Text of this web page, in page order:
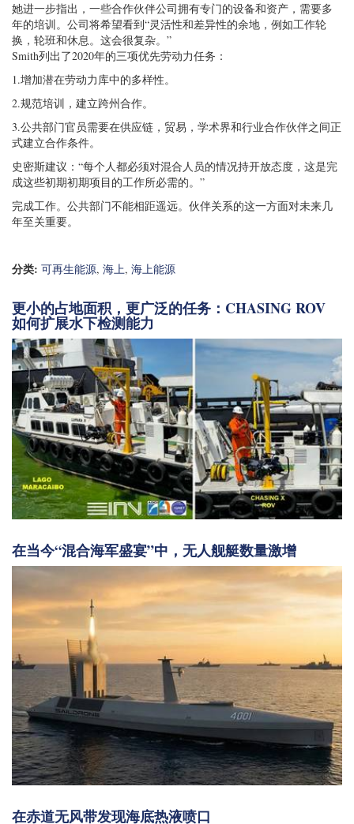
她进一步指出，一些合作伙伴公司拥有专门的设备和资产，需要多
年的培训。公司将希望看到“灵活性和差异性的余地，例如工作轮
换，轮班和休息。这会很复杂。”
Smith列出了2020年的三项优先劳动力任务：
1.增加潜在劳动力库中的多样性。
2.规范培训，建立跨州合作。
3.公共部门官员需要在供应链，贸易，学术界和行业合作伙伴之间正
式建立合作条件。
史密斯建议：“每个人都必须对混合人员的情况持开放态度，这是完
成这些初期初期项目的工作所必需的。”
完成工作。公共部门不能相距遥远。伙伴关系的这一方面对未来几
年至关重要。
分类: 可再生能源, 海上, 海上能源
更小的占地面积，更广泛的任务：CHASING ROV
如何扩展水下检测能力
在当今“混合海军盛宴”中，无人舰艇数量激增
在赤道无风带发现海底热液喷口